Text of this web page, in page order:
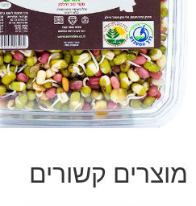
מוצרים קשורים